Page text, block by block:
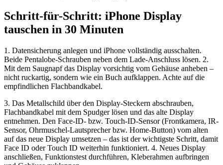
Schritt-für-Schritt: iPhone Display
tauschen in 30 Minuten
1. Datensicherung anlegen und iPhone vollständig ausschalten.
Beide Pentalobe-Schrauben neben dem Lade-Anschluss lösen. 2.
Mit dem Saugnapf das Display vorsichtig vom Gehäuse anheben –
nicht ruckartig, sondern wie ein Buch aufklappen. Achte auf die
empfindlichen Flachbandkabel.
3. Das Metallschild über den Display-Steckern abschrauben,
Flachbandkabel mit dem Spudger lösen und das alte Display
entnehmen. Den Face-ID- bzw. Touch-ID-Sensor (Frontkamera, IR-
Sensor, Ohrmuschel-Lautsprecher bzw. Home-Button) vom alten
auf das neue Display umsetzen – das ist der wichtigste Schritt, damit
Face ID oder Touch ID weiterhin funktioniert. 4. Neues Display
anschließen, Funktionstest durchführen, Kleberahmen aufbringen